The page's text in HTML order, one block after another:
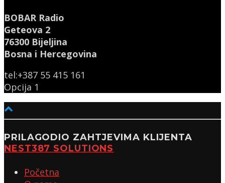
BOBAR Radio
Geteova 2
76300 Bijeljina
Bosna i Hercegovina
tel:+387 55 415 161
Opcija 1
PRILAGODIO ZAHTJEVIMA KLIJENTA
NEST387 SOLUTIONS
Početna